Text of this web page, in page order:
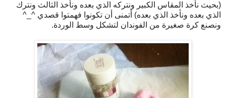
(بحيث نأخذ المقاس الكبير ونتركه الذي بعده ونأخذ الثالث ونترك
الذي بعده ونأخذ الذي بعده) أتمنى أن تكونوا فهمتوا قصدي ^_^
ونصنع كرة صغيرة من الفوندان لتشكل وسط الوردة.